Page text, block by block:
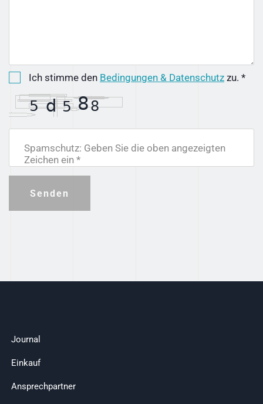
Ich stimme den Bedingungen & Datenschutz zu. *
Spamschutz: Geben Sie die oben angezeigten
Zeichen ein *
Senden
Journal
Einkauf
Ansprechpartner